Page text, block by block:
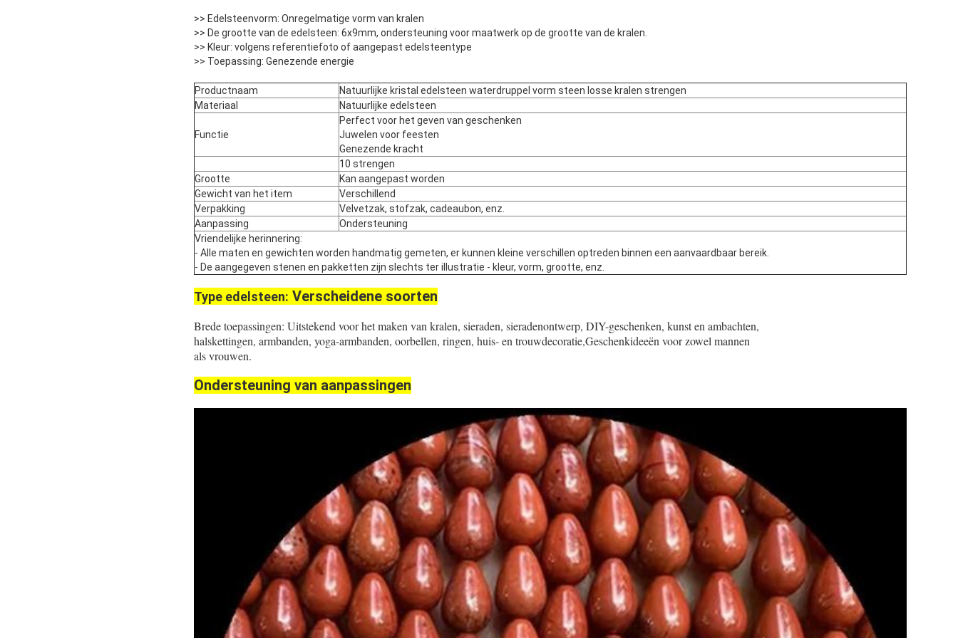
>> Edelsteenvorm: Onregelmatige vorm van kralen
>> De grootte van de edelsteen: 6x9mm, ondersteuning voor maatwerk op de grootte van de kralen.
>> Kleur: volgens referentiefoto of aangepast edelsteentype
>> Toepassing: Genezende energie
Productnaam
Natuurlijke kristal edelsteen waterdruppel vorm steen losse kralen strengen
Materiaal
Natuurlijke edelsteen
Functie
Perfect voor het geven van geschenken
Juwelen voor feesten
Genezende kracht
10 strengen
Grootte
Kan aangepast worden
Gewicht van het item
Verschillend
Verpakking
Velvetzak, stofzak, cadeaubon, enz.
Aanpassing
Ondersteuning
Vriendelijke herinnering:
- Alle maten en gewichten worden handmatig gemeten, er kunnen kleine verschillen optreden binnen een aanvaardbaar bereik.
- De aangegeven stenen en pakketten zijn slechts ter illustratie - kleur, vorm, grootte, enz.
Type edelsteen: Verscheidene soorten
Brede toepassingen: Uitstekend voor het maken van kralen, sieraden, sieradenontwerp, DIY-geschenken, kunst en ambachten,
halskettingen, armbanden, yoga-armbanden, oorbellen, ringen, huis- en trouwdecoratie,Geschenkideeën voor zowel mannen
als vrouwen.
Ondersteuning van aanpassingen